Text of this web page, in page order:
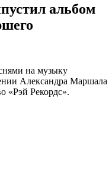
альбом
на музыку
Александра Маршала
«Рэй Рекордс».